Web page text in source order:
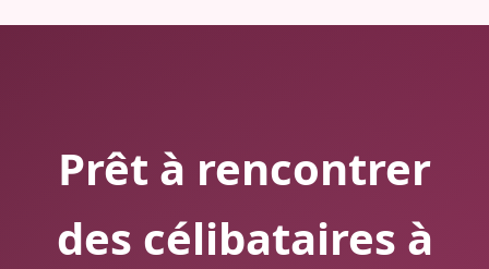
Prêt à rencontrer
des célibataires à